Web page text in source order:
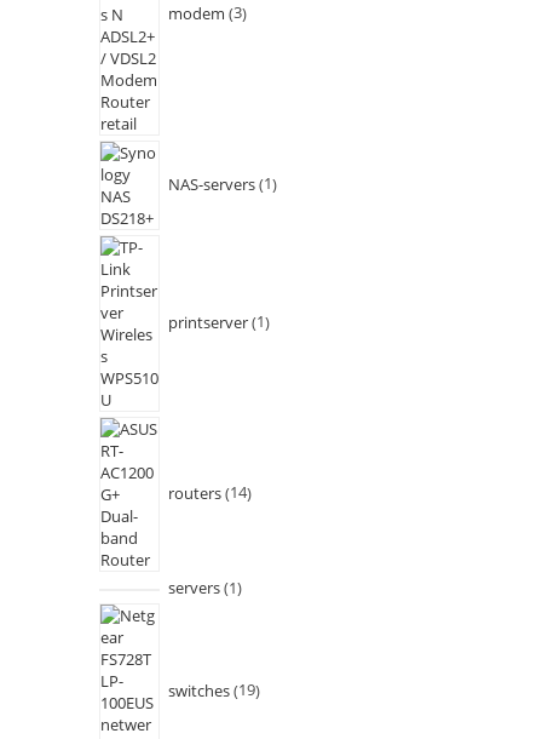
modem 3
NAS-servers 1
printserver 1
routers 14
servers 1
switches 19